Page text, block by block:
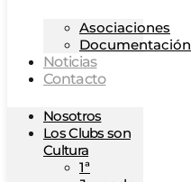
Asociaciones
Documentación
Noticias
Contacto
Nosotros
Los Clubs son
Cultura
1ª